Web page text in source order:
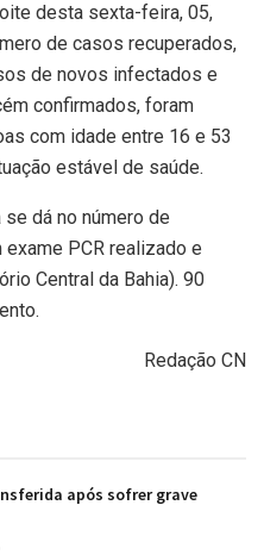
desta sexta-feira, 05,
de casos recuperados,
de novos infectados e
confirmados, foram
com idade entre 16 e 53
estável de saúde.
dá no número de
PCR realizado e
Central da Bahia). 90
Redação CN
após sofrer grave